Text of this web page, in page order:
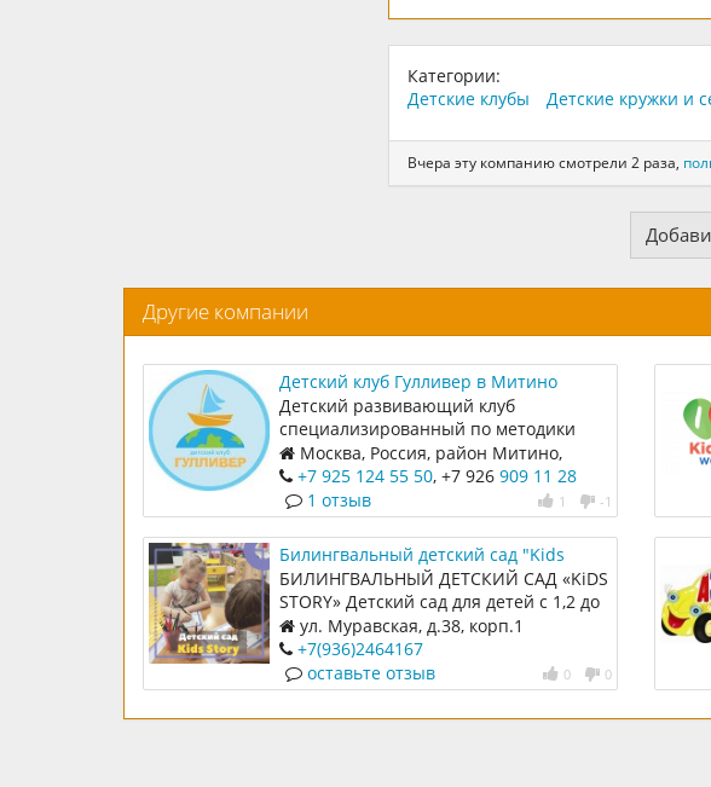
Категории:
Детские клубы
Детские кружки и
Вчера эту компанию смотрели 2 раза,
Другие компании
Детский клуб Гулливер в Митино
Детский развивающий клуб
специализированный по методики
Монтессори.
Москва, Россия, район Митино,
Митинская улица,19
+7 925 124 55 50, +7 926 909 11 28
1 -1
1 отзыв
Билингвальный детский сад "Kids
story"
БИЛИНГВАЛЬНЫЙ ДЕТСКИЙ САД «KiDS
STORY» Детский сад для детей с 1,2 до
7 лет. Развивающие студии, кружки,
секции, мастер-классы, спектакли, шоу
с 8 мес. до 15 лет
ул. Муравская, д.38, корп.1
+7(936)2464167
0 0
оставьте отзыв